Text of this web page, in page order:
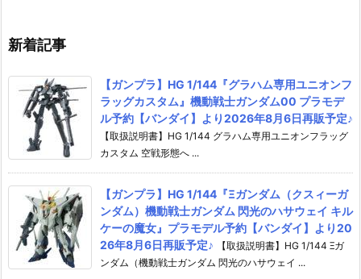
新着記事
【ガンプラ】HG 1/144『グラハム専用ユニオンフ
ラッグカスタム』機動戦士ガンダム00 プラモデ
ル予約【バンダイ】より2026年8月6日再販予定♪
【取扱説明書】HG 1/144 グラハム専用ユニオンフラッグ
カスタム 空戦形態へ ...
【ガンプラ】HG 1/144『Ξガンダム（クスィーガ
ンダム）機動戦士ガンダム 閃光のハサウェイ キル
ケーの魔女』プラモデル予約【バンダイ】より20
26年8月6日再販予定♪
【取扱説明書】HG 1/144 Ξガ
ンダム（機動戦士ガンダム 閃光のハサウェイ ...